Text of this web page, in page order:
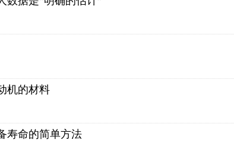
机的材料
寿命的简单方法